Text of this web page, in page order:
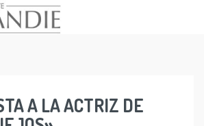
A LA ACTRIZ DE